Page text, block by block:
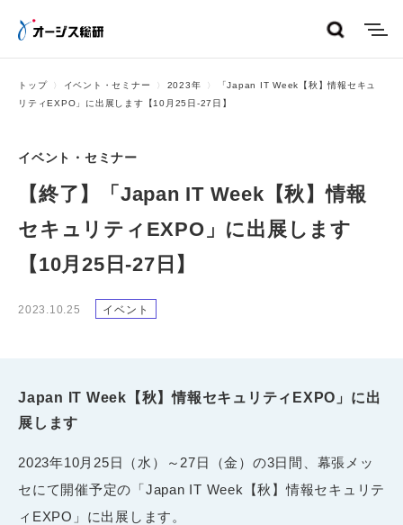
トップ イベント・セミナー 2023年
「Japan IT Week【秋】情報セキュ
リティEXPO」に出展します【10月25日-27日】
イベント・セミナー
【終了】「Japan IT Week【秋】情報
セキュリティEXPO」に出展します
【10月25日-27日】
2023.10.25 イベント
Japan IT Week【秋】情報セキュリティEXPO」に出
展します
2023年10月25日（水）～27日（金）の3日間、幕張メッ
セにて開催予定の「Japan IT Week【秋】情報セキュリテ
ィEXPO」に出展します。